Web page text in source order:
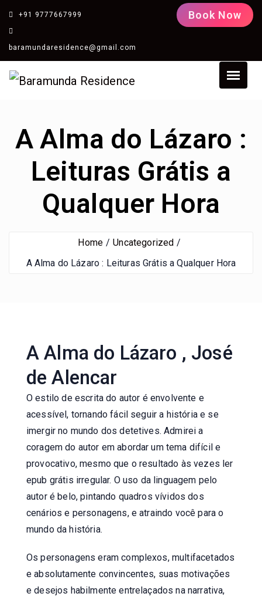
+91 9777667999
baramundaresidence@gmail.com
Book Now
A Alma do Lázaro :
Leituras Grátis a
Qualquer Hora
Home
Uncategorized
A Alma do Lázaro : Leituras Grátis a Qualquer Hora
A Alma do Lázaro , José
de Alencar
O estilo de escrita do autor é envolvente e
acessível, tornando fácil seguir a história e se
imergir no mundo dos detetives. Admirei a
coragem do autor em abordar um tema difícil e
provocativo, mesmo que o resultado às vezes ler
epub grátis irregular. O uso da linguagem pelo
autor é belo, pintando quadros vívidos dos
cenários e personagens, e atraindo você para o
mundo da história.
Os personagens eram complexos, multifacetados
e absolutamente convincentes, suas motivações
e desejos habilmente entrelaçados na narrativa,